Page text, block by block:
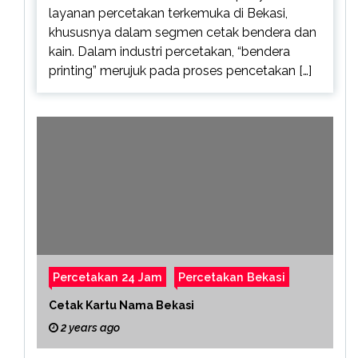
layanan percetakan terkemuka di Bekasi,
khususnya dalam segmen cetak bendera dan
kain. Dalam industri percetakan, “bendera
printing” merujuk pada proses pencetakan […]
Percetakan 24 Jam Percetakan Bekasi
Cetak Kartu Nama Bekasi
2 years ago